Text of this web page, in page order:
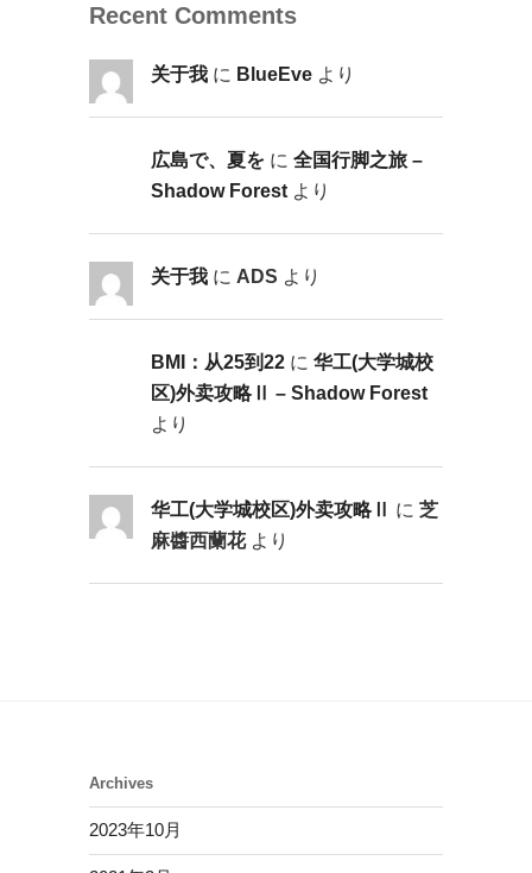
Recent Comments
关于我に BlueEveより
広島で、夏をに 全国行脚之旅 –
Shadow Forestより
关于我に ADS より
BMI：从25到22に 华工(大学城校
区)外卖攻略Ⅱ – Shadow Forest
より
华工(大学城校区)外卖攻略Ⅱ に 芝
麻醬西蘭花より
Archives
2023年10月